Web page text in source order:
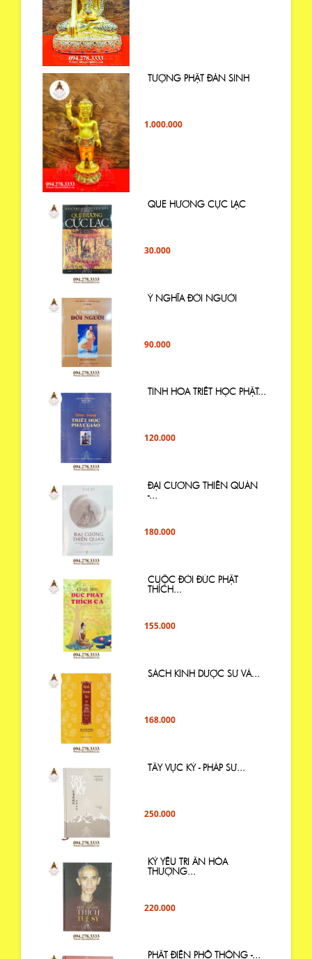
TƯỢNG PHẬT ĐẢN SINH
1.000.000
QUE HƯƠNG CỰC LẠC
30.000
Ý NGHĨA ĐỜI NGƯỜI
90.000
TINH HOA TRIẾT HỌC PHẬT...
120.000
ĐẠI CƯƠNG THIỀN QUÁN
-...
180.000
CUỘC ĐỜI ĐỨC PHẬT
THÍCH...
155.000
SÁCH KINH DƯỢC SƯ VÀ...
168.000
TÂY VỰC KÝ - PHÁP SƯ...
250.000
KỶ YẾU TRI ÂN HÒA
THƯỢNG...
220.000
PHẬT ĐIỂN PHỔ THÔNG -...